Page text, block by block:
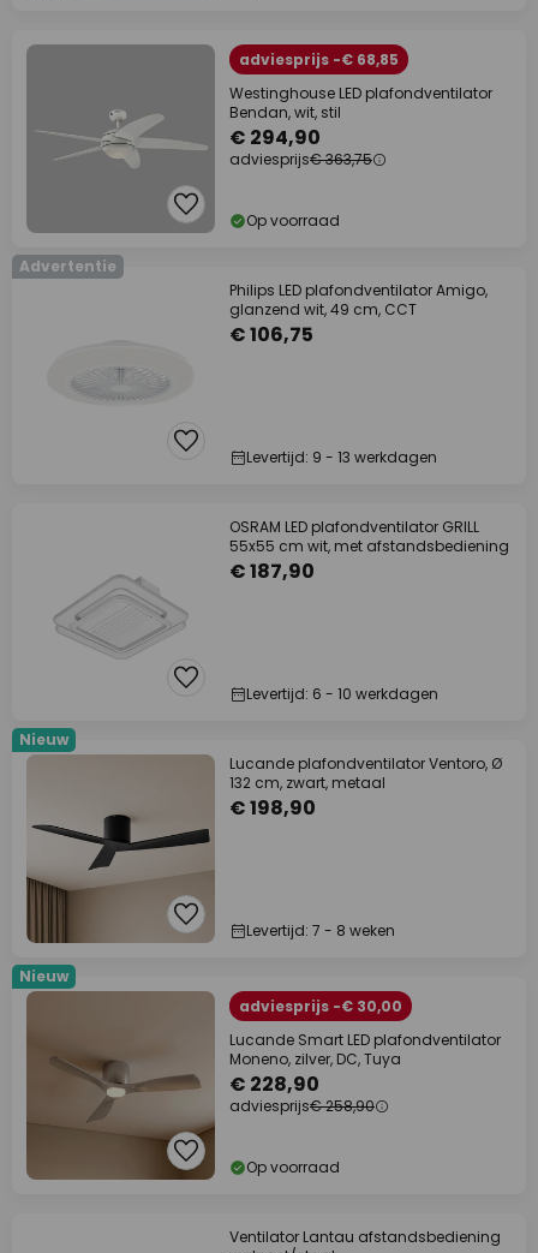
adviesprijs -€ 68,85
Westinghouse LED plafondventilator
Bendan, wit, stil
€ 294,90
adviesprijs€ 363,75
Op voorraad
Advertentie
Philips LED plafondventilator Amigo,
glanzend wit, 49 cm, CCT
€ 106,75
Levertijd: 9 - 13 werkdagen
OSRAM LED plafondventilator GRILL
55x55 cm wit, met afstandsbediening
€ 187,90
Levertijd: 6 - 10 werkdagen
Nieuw
Lucande plafondventilator Ventoro, Ø
132 cm, zwart, metaal
€ 198,90
Levertijd: 7 - 8 weken
Nieuw
adviesprijs -€ 30,00
Lucande Smart LED plafondventilator
Moneno, zilver, DC, Tuya
€ 228,90
adviesprijs€ 258,90
Op voorraad
Ventilator Lantau afstandsbediening